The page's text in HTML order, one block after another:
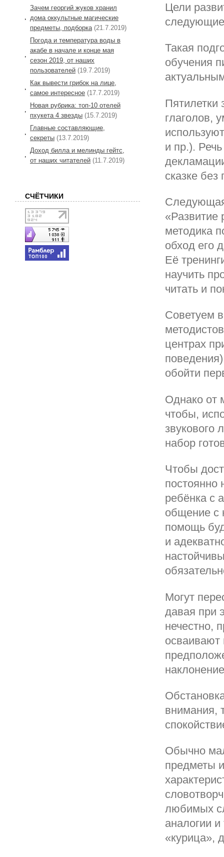
Цели
Такая
обучения
Пятилетки
глаголов,
и пр.).
сказке
Следующая
«Развитие
методика
обход его
Её
научить
читать и
Советуем
центрах
обойти
Однако от
чтобы,
звукового
набор
Чтобы
постоянно
ребёнка с
общение с
помощь
и
Могут
давая при
нечестно,
внимания,
Обычно
предметы
любимых
аналогии
«курица»,
Зачем георгий жуков хранил
дома оккультные магические
предметы, подборка (21.7.2019)
Погода и температура воды в
акабе в начале и конце мая
сезон 2019, от наших
пользователей (19.7.2019)
Как вывести грибок на лице,
самое интересное (17.7.2019)
Новая рубрика: топ-10 отелей
пхукета 4 звезды (15.7.2019)
Главные составляющие,
секреты (13.7.2019)
Доход билла и мелинды гейтс,
от наших читателей (11.7.2019)
СЧЁТЧИКИ